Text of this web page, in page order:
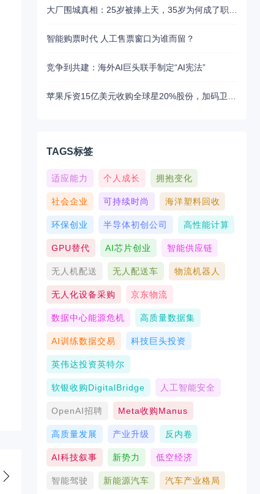
智能购票时代 人工售票窗口为谁而留？
竞争到共建：海外AI巨头联手制定“AI宪法”
TAGS标签
适应能力 个人成长 拥抱变化
社会企业 可持续时尚 海洋塑料回收
环保创业 半导体初创公司 高性能计算
GPU替代 AI芯片创业 智能供应链
无人机配送 无人配送车 物流机器人
无人化设备采购 京东物流
数据中心能源危机 高质量数据集
AI训练数据交易 科技巨头投资
英伟达投资英特尔
软银收购DigitalBridge 人工智能安全
OpenAI招聘 Meta收购Manus
高质量发展 产业升级 反内卷
AI科技叙事 新势力 低空经济
智能驾驶 新能源汽车 汽车产业格局